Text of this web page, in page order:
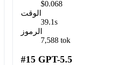
$0.068
الوقت
39.1s
الرموز
7,588 tok
#15 GPT-5.5